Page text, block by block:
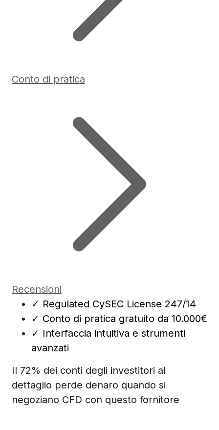
Conto di pratica
Recensioni
✓ Regulated CySEC License 247/14
✓ Conto di pratica gratuito da 10.000€
✓ Interfaccia intuitiva e strumenti
avanzati
Il 72% dei conti degli investitori al
dettaglio perde denaro quando si
negoziano CFD con questo fornitore